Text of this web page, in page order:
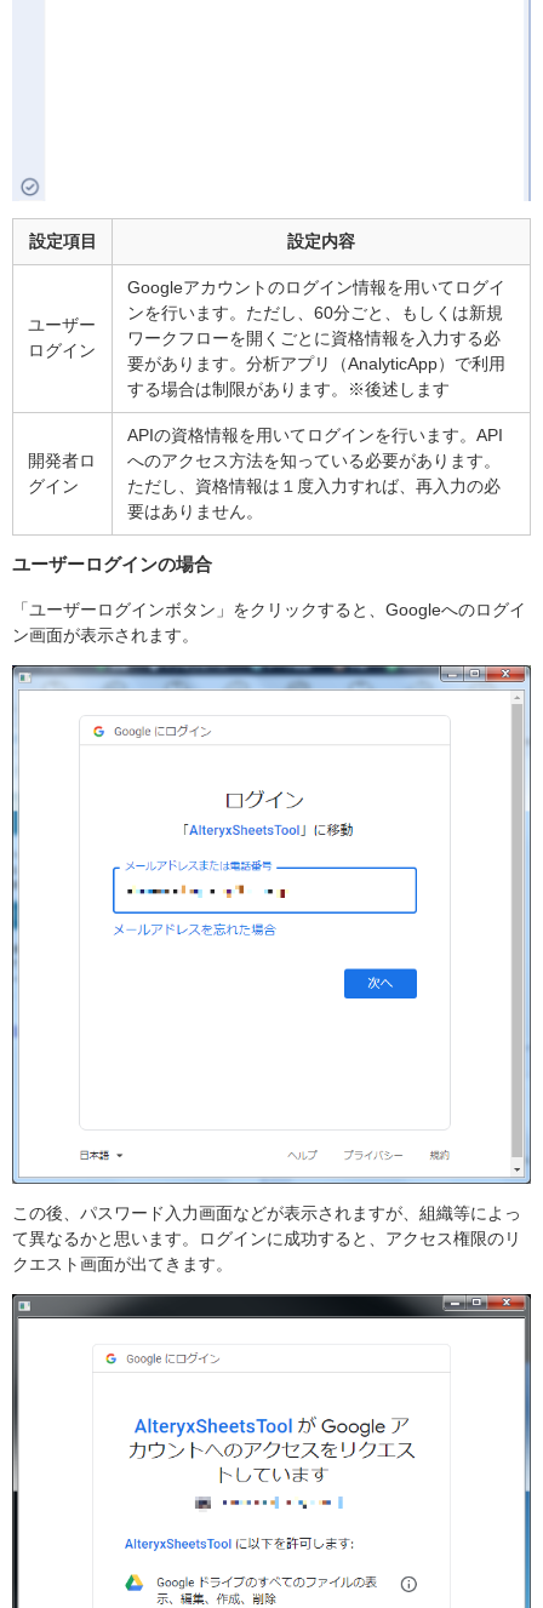
設定項目 設定内容
ユーザー
ログイン
Googleアカウントのログイン情報を用いてログイ
ンを行います。ただし、60分ごと、もしくは新規
ワークフローを開くごとに資格情報を入力する必
要があります。分析アプリ（AnalyticApp）で利用
する場合は制限があります。※後述します
開発者ロ
グイン
APIの資格情報を用いてログインを行います。API
へのアクセス方法を知っている必要があります。
ただし、資格情報は１度入力すれば、再入力の必
要はありません。
ユーザーログインの場合
「ユーザーログインボタン」をクリックすると、Googleへのログイ
ン画面が表示されます。
この後、パスワード入力画面などが表示されますが、組織等によっ
て異なるかと思います。ログインに成功すると、アクセス権限のリ
クエスト画面が出てきます。